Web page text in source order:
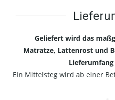
Geliefert wird das
Matratze, Lattenrost und
Ein Mittelsteg wird ab einer